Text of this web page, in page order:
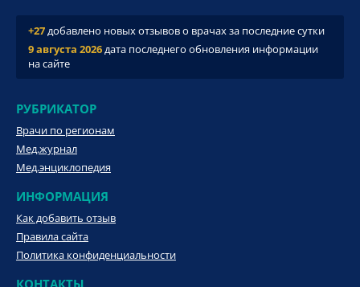
+27добавлено новых отзывов о врачах за последние сутки
9 августа 2026дата последнего обновления информации
на сайте
РУБРИКАТОР
Врачи по регионам
Мед.журнал
Мед.энциклопедия
ИНФОРМАЦИЯ
Как добавить отзыв
Правила сайта
Политика конфиденциальности
КОНТАКТЫ